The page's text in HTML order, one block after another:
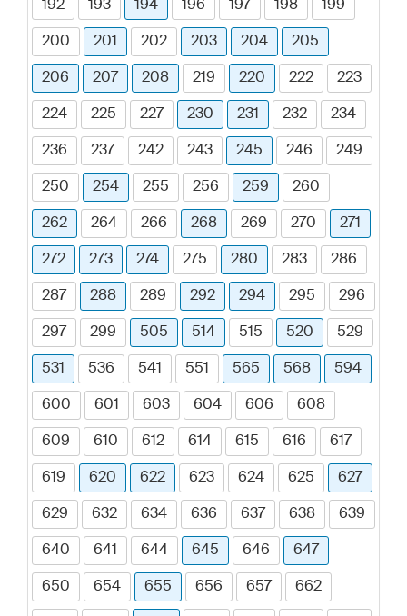
192 193 194 196 197 198 199
200 201 202 203 204 205
206 207 208 219 220 222 223
224 225 227 230 231 232 234
236 237 242 243 245 246 249
250 254 255 256 259 260
262 264 266 268 269 270 271
272 273 274 275 280 283 286
287 288 289 292 294 295 296
297 299 505 514 515 520 529
531 536 541 551 565 568 594
600 601 603 604 606 608
609 610 612 614 615 616 617
619 620 622 623 624 625 627
629 632 634 636 637 638 639
640 641 644 645 646 647
650 654 655 656 657 662